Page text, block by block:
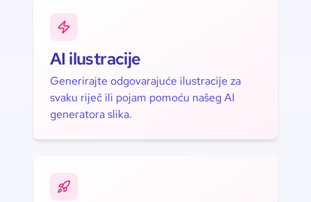
AI ilustracije
Generirajte odgovarajuće ilustracije za
svaku riječ ili pojam pomoću našeg AI
generatora slika.